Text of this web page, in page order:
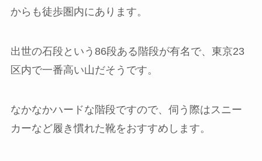
からも徒歩圏内にあります。
出世の石段という86段ある階段が有名で、東京23
区内で一番高い山だそうです。
なかなかハードな階段ですので、伺う際はスニー
カーなど履き慣れた靴をおすすめします。